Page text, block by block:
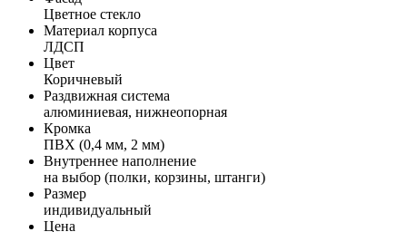
Цветное стекло
Материал корпуса
ЛДСП
Цвет
Коричневый
Раздвижная система
алюминиевая, нижнеопорная
Кромка
ПВХ (0,4 мм, 2 мм)
Внутреннее наполнение
на выбор (полки, корзины, штанги)
Размер
индивидуальный
Цена